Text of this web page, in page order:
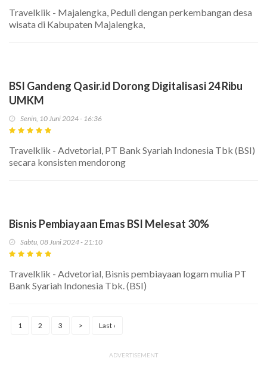
Travelklik - Majalengka, Peduli dengan perkembangan desa
wisata di Kabupaten Majalengka,
BSI Gandeng Qasir.id Dorong Digitalisasi 24 Ribu
UMKM
Senin, 10 Juni 2024 - 16:36
Travelklik - Advetorial, PT Bank Syariah Indonesia Tbk (BSI)
secara konsisten mendorong
Bisnis Pembiayaan Emas BSI Melesat 30%
Sabtu, 08 Juni 2024 - 21:10
Travelklik - Advetorial, Bisnis pembiayaan logam mulia PT
Bank Syariah Indonesia Tbk. (BSI)
1 2 3 > Last ›
ADVERTISEMENT